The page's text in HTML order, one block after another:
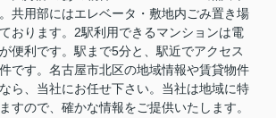
共用部にはエレベータ・敷地内ごみ置き場
おります。2駅利用できるマンションは電
便利です。駅まで5分と、駅近でアクセス
です。名古屋市北区の地域情報や賃貸物件
ら、当社にお任せ下さい。当社は地域に特
すので、確かな情報をご提供いたします。